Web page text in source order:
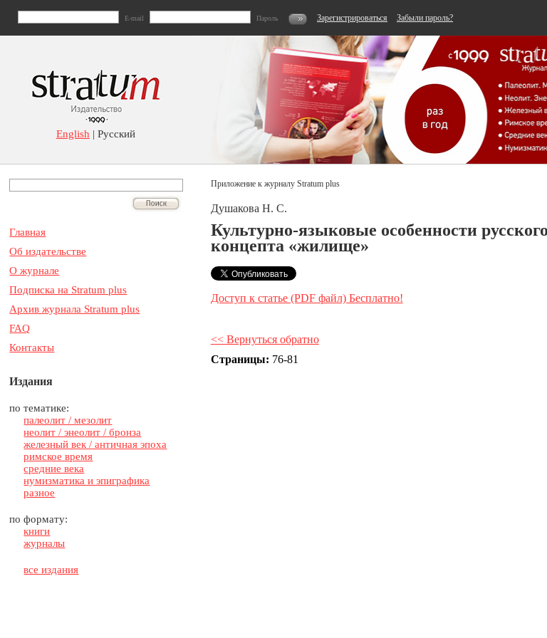
E-mail Пароль Зарегистрироваться Забыли пароль?
English | Русский
Главная
Об издательстве
О журнале
Подписка на Stratum plus
Архив журнала Stratum plus
FAQ
Контакты
Издания
по тематике:
палеолит / мезолит
неолит / энеолит / бронза
железный век / античная эпоха
римское время
средние века
нумизматика и эпиграфика
разное
по формату:
книги
журналы
все издания
Приложение к журналу Stratum plus
Душакова Н. С.
Культурно-языковые особенности
концепта «жилище»
Доступ к статье (PDF файл) Бесплатно!
<< Вернуться обратно
Страницы: 76-81